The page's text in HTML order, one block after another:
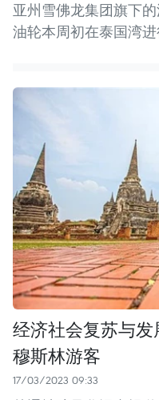
亚州雪佛龙集团旗下的
油轮本周初在泰国湾进
经济社会复苏与
穆斯林游客
17/03/2023 09:33